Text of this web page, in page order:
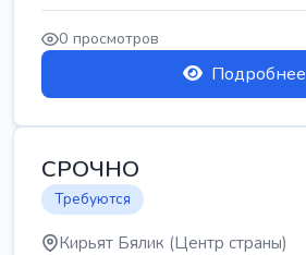
0 просмотров
Подробнее
СРОЧНО
Требуются
Кирьят Бялик (Центр страны)